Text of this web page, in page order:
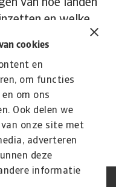
cookies
en
om functies
om ons
Ook delen we
onze site met
adverteren
deze
informatie
van hoe landen
en welke
in een snel
valkuilen AI in de